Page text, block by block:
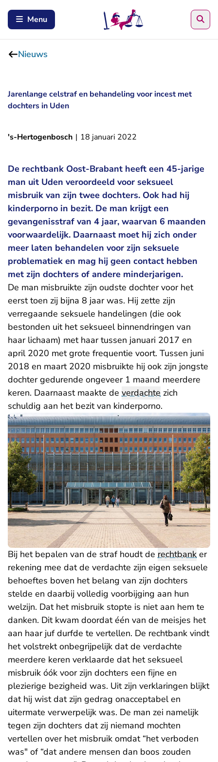
Menu
Nieuws
Jarenlange celstraf en behandeling voor incest met
dochters in Uden
's-Hertogenbosch | 18 januari 2022
De rechtbank Oost-Brabant heeft een 45-jarige
man uit Uden veroordeeld voor seksueel
misbruik van zijn twee dochters. Ook had hij
kinderporno in bezit. De man krijgt een
gevangenisstraf van 4 jaar, waarvan 6 maanden
voorwaardelijk. Daarnaast moet hij zich onder
meer laten behandelen voor zijn seksuele
problematiek en mag hij geen contact hebben
met zijn dochters of andere minderjarigen.
De man misbruikte zijn oudste dochter voor het
eerst toen zij bijna 8 jaar was. Hij zette zijn
verregaande seksuele handelingen (die ook
bestonden uit het seksueel binnendringen van
haar lichaam) met haar tussen januari 2017 en
april 2020 met grote frequentie voort. Tussen juni
2018 en maart 2020 misbruikte hij ook zijn jongste
dochter gedurende ongeveer 1 maand meerdere
keren. Daarnaast maakte de verdachte zich
schuldig aan het bezit van kinderporno.
Bij het bepalen van de straf houdt de rechtbank er
rekening mee dat de verdachte zijn eigen seksuele
behoeftes boven het belang van zijn dochters
stelde en daarbij volledig voorbijging aan hun
welzijn. Dat het misbruik stopte is niet aan hem te
danken. Dit kwam doordat één van de meisjes het
aan haar juf durfde te vertellen. De rechtbank vindt
het volstrekt onbegrijpelijk dat de verdachte
meerdere keren verklaarde dat het seksueel
misbruik óók voor zijn dochters een fijne en
plezierige bezigheid was. Uit zijn verklaringen blijkt
dat hij wist dat zijn gedrag onacceptabel en
uitermate verwerpelijk was. De man zei namelijk
tegen zijn dochters dat zij niemand mochten
vertellen over het misbruik omdat “het verboden
was" of “dat andere mensen dan boos zouden